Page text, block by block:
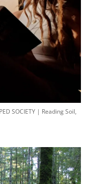
SOCIETY | Reading Soil,